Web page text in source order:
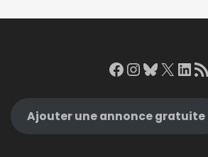
Facebook
Instagram
Bluesky
X
Ajouter une annonce gratuite